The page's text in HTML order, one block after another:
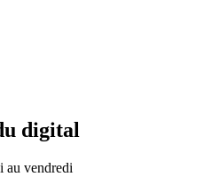
digital
au vendredi